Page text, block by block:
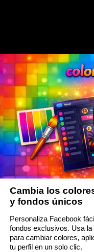
Cambia los
y fondos únicos
Personaliza Facebook
fondos exclusivos. Usa
para cambiar colores,
tu perfil en un solo clic.